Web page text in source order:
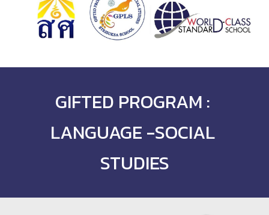
GIFTED PROGRAM :
LANGUAGE -SOCIAL
STUDIES